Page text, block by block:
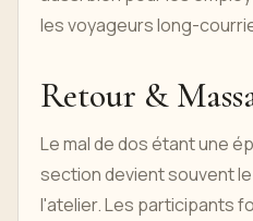
les voyageurs long-
Retour &
Le mal de dos étant une
section devient souvent
l'atelier. Les participants